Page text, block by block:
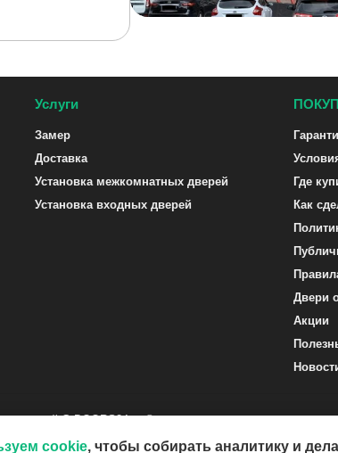
Услуги
Замер
Доставка
Установка межкомнатных дверей
Установка входных дверей
Где
Как
Двери
Акции
дверей G-DOORS24.ru ©
cookie, чтобы собирать аналитику и